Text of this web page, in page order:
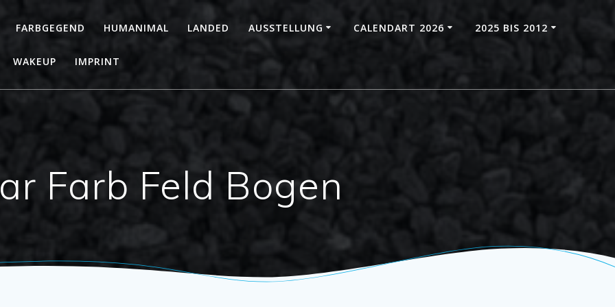
FARBGEGEND HUMANIMAL LANDED AUSSTELLUNG CALENDART 2026 2025 BIS 2012
WAKEUP IMPRINT
Farb Feld Bogen